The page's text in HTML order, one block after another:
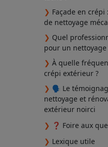
❯ Façade en crépi
de nettoyage
❯ Quel
pour un nettoyage
❯ À quelle
crépi extérieur ?
❯ 🗣️ Le
nettoyage et
extérieur noirci
❯ ❓ Foire aux
❯ Lexique utile